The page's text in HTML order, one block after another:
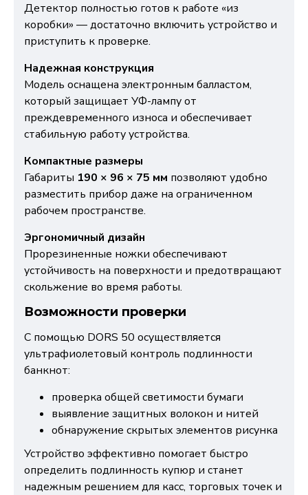
Детектор полностью готов к работе «из
коробки» — достаточно включить устройство и
приступить к проверке.
Надежная конструкция
Модель оснащена электронным балластом,
который защищает УФ-лампу от
преждевременного износа и обеспечивает
стабильную работу устройства.
Компактные размеры
Габариты 190 × 96 × 75 мм позволяют удобно
разместить прибор даже на ограниченном
рабочем пространстве.
Эргономичный дизайн
Прорезиненные ножки обеспечивают
устойчивость на поверхности и предотвращают
скольжение во время работы.
Возможности проверки
С помощью DORS 50 осуществляется
ультрафиолетовый контроль подлинности
банкнот:
проверка общей светимости бумаги
выявление защитных волокон и нитей
обнаружение скрытых элементов рисунка
Устройство эффективно помогает быстро
определить подлинность купюр и станет
надежным решением для касс, торговых точек и